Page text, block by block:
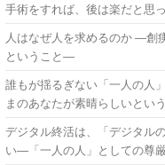
手術をすれば、後は楽だと思
人はなぜ人を求めるのか ―創
ということ―
誰もが揺るぎない「一人の人
まのあなたが素晴らしいとい
デジタル終活は、「デジタル
い―「一人の人」としての尊